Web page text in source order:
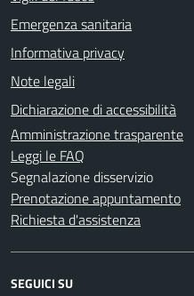
Emergenza sanitaria
Informativa privacy
Note legali
Dichiarazione di accessibilità
Amministrazione trasparente
Leggi le FAQ
Segnalazione disservizio
Prenotazione appuntamento
Richiesta d'assistenza
SEGUICI SU